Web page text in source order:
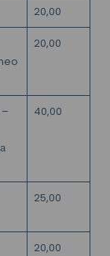
20,00
20,00
–
40,00
25,00
20,00